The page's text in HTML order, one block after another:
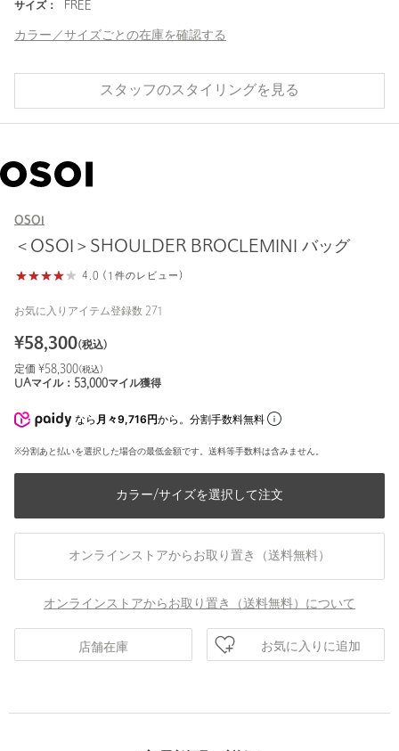
サイズ： FREE
カラー／サイズごとの在庫を確認する
スタッフのスタイリングを見る
OSOI
＜OSOI＞SHOULDER BROCLEMINI バッグ
4.0 (1件のレビュー)
お気に入りアイテム登録数 271
¥58,300(税込)
定価 ¥58,300(税込)
UAマイル： 53,000マイル獲得
なら 月々9,716円から。分割手数料無料
※分割あと払いを選択した場合の最低金額です。送料等手数料は含みません。
カラー/サイズを選択して注文
オンラインストアからお取り置き（送料無料）
オンラインストアからお取り置き（送料無料）について
店舗在庫 お気に入りに追加